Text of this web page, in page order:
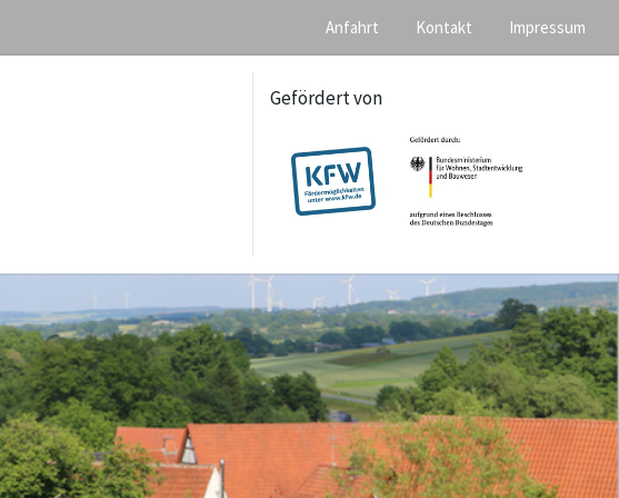
Anfahrt Kontakt Impressum
Gefördert von